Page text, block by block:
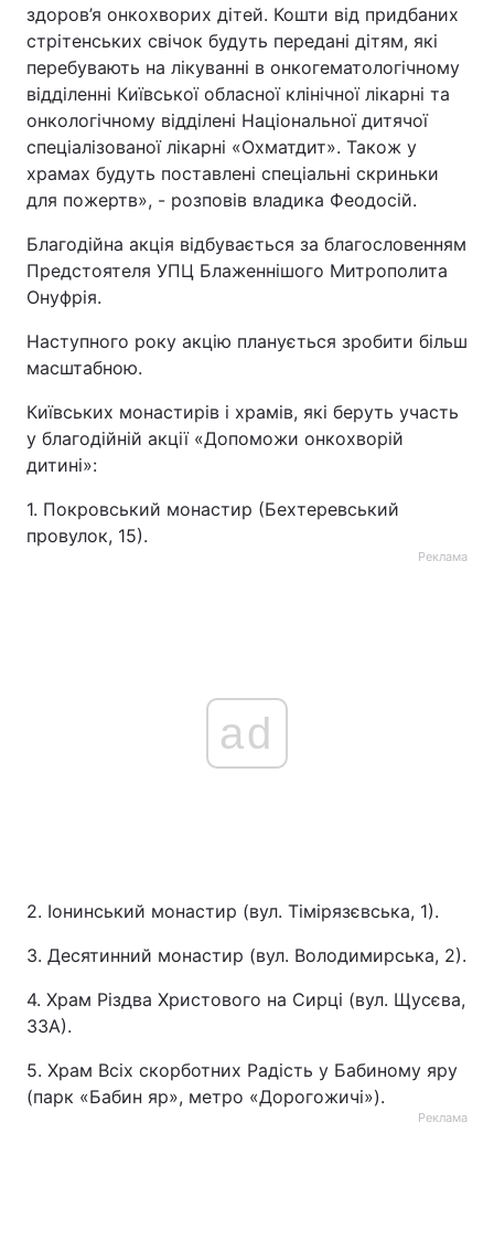
здоров’я онкохворих дітей. Кошти від придбаних
стрітенських свічок будуть передані дітям, які
перебувають на лікуванні в онкогематологічному
відділенні Київської обласної клінічної лікарні та
онкологічному відділені Національної дитячої
спеціалізованої лікарні «Охматдит». Також у
храмах будуть поставлені спеціальні скриньки
для пожертв», - розповів владика Феодосій.
Благодійна акція відбувається за благословенням
Предстоятеля УПЦ Блаженнішого Митрополита
Онуфрія.
Наступного року акцію планується зробити більш
масштабною.
Київських монастирів і храмів, які беруть участь
у благодійній акції «Допоможи онкохворій
дитині»:
1. Покровський монастир (Бехтеревський
провулок, 15).
Реклама
ad
2. Іонинський монастир (вул. Тімірязєвська, 1).
3. Десятинний монастир (вул. Володимирська, 2).
4. Храм Різдва Христового на Сирці (вул. Щусєва,
33А).
5. Храм Всіх скорботних Радість у Бабиному яру
(парк «Бабин яр», метро «Дорогожичі»).
Реклама